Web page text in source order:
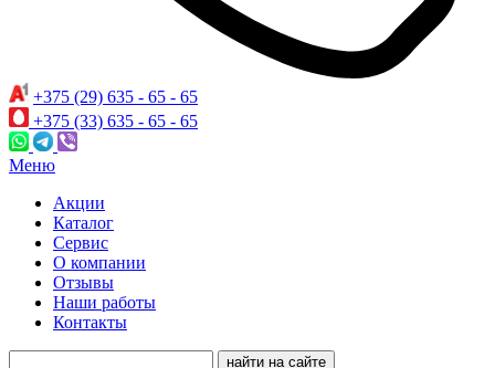
+375 (29) 635 - 65 - 65
+375 (33) 635 - 65 - 65
Меню
Акции
Каталог
Сервис
О компании
Отзывы
Наши работы
Контакты